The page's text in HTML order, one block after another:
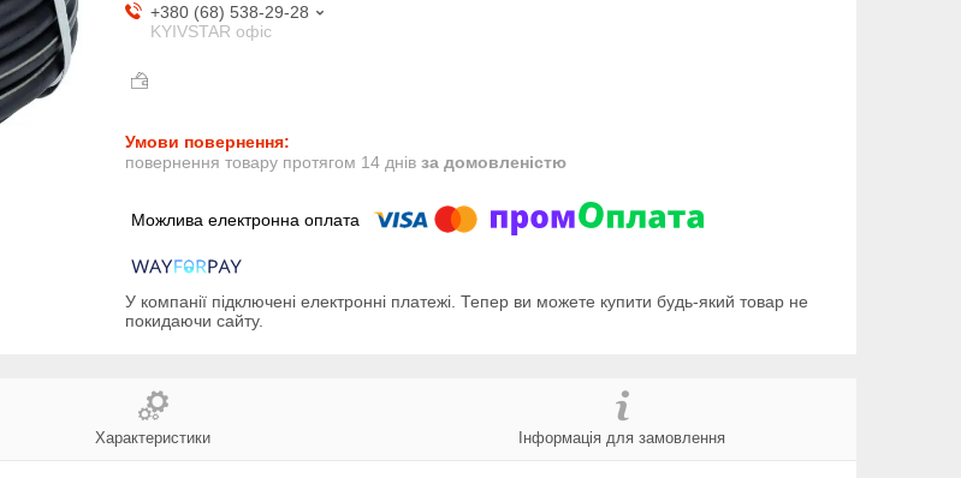
+380 (68) 538-29-28
KYIVSTAR офіс
повернення товару протягом 14 днів за домовленістю
У компанії підключені електронні платежі. Тепер ви можете купити будь-який товар не
покидаючи сайту.
Характеристики Інформація для замовлення